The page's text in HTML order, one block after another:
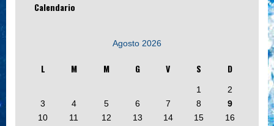
Calendario
Agosto 2026
L M M G V S D
1
2
3
4 5 6 7 8
9
10
11 12 13 14 15
16